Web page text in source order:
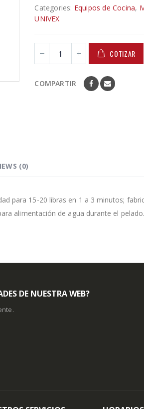
Categories: Equipos de Cocina,
UNIVEX
COTIZAR
COMPARTIR
(0)
para 15-20 libras en 1 a 3 minutos;
alimentación de agua durante el pelado.
DE NUESTRA WEB?